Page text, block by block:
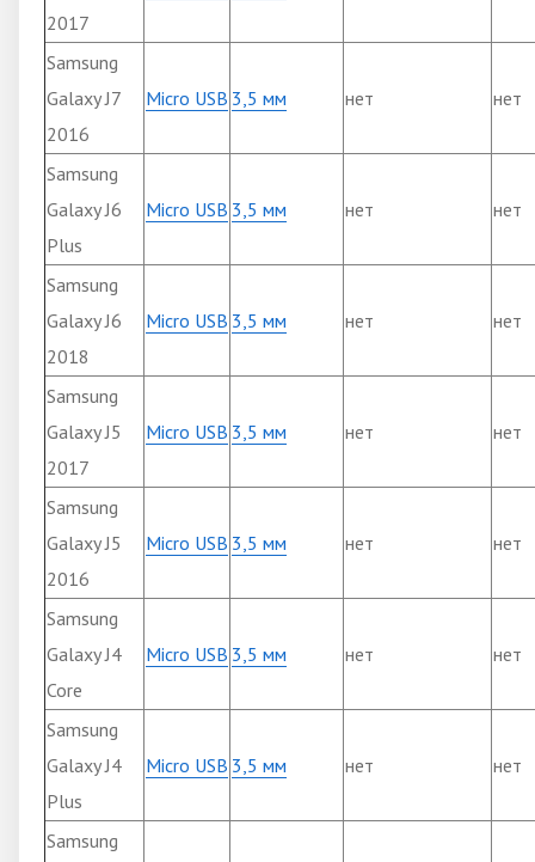
2017
Samsung
Galaxy J7
2016
Micro USB 3,5 мм нет нет
Samsung
Galaxy J6
Plus
Micro USB 3,5 мм нет нет
Samsung
Galaxy J6
2018
Micro USB 3,5 мм нет нет
Samsung
Galaxy J5
2017
Micro USB 3,5 мм нет нет
Samsung
Galaxy J5
2016
Micro USB 3,5 мм нет нет
Samsung
Galaxy J4
Core
Micro USB 3,5 мм нет нет
Samsung
Galaxy J4
Plus
Micro USB 3,5 мм нет нет
Samsung